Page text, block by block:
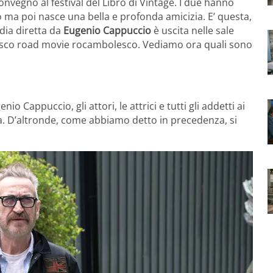
poi nasce una bella e profonda amicizia. E’ questa,
diretta da Eugenio Cappuccio è uscita nelle sale
road movie rocambolesco. Vediamo ora quali sono
Cappuccio, gli attori, le attrici e tutti gli addetti ai
come abbiamo detto in precedenza, si